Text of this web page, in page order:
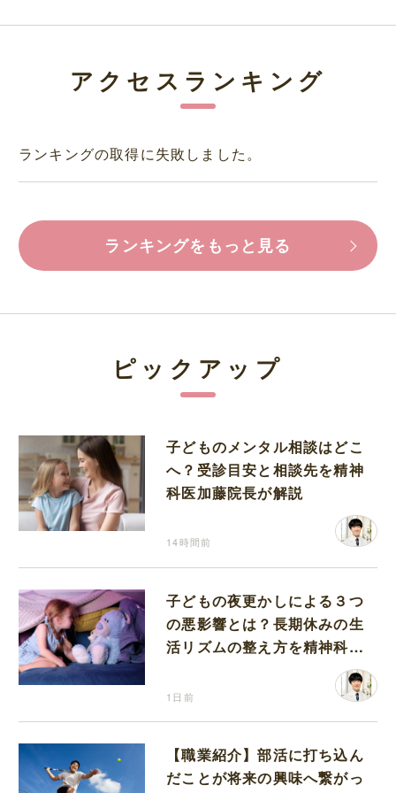
アクセスランキング
ランキングの取得に失敗しました。
ランキングをもっと見る
ピックアップ
子どものメンタル相談はどこ
へ？受診目安と相談先を精神
科医加藤院長が解説
14時間前
子どもの夜更かしによる３つ
の悪影響とは？長期休みの生
活リズムの整え方を精神科医
1日前
【職業紹介】部活に打ち込ん
だことが将来の興味へ繋がっ